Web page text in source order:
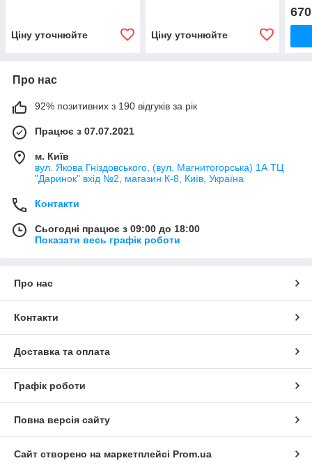
Ціну уточнюйте Ціну уточнюйте
670
Про нас
92% позитивних з 190 відгуків за рік
Працює з 07.07.2021
м. Київ
вул. Якова Гніздовського, (вул. Магнитогорська) 1А ТЦ
"Даринок" вхід №2, магазин К-8, Київ, Україна
Контакти
Сьогодні працює з 09:00 до 18:00
Показати весь графік роботи
Про нас
Контакти
Доставка та оплата
Графік роботи
Повна версія сайту
Сайт створено на маркетплейсі Prom.ua